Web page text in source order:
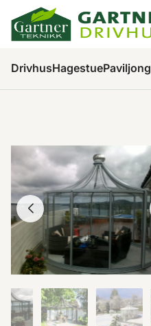
DrivhusHagestuePaviljong